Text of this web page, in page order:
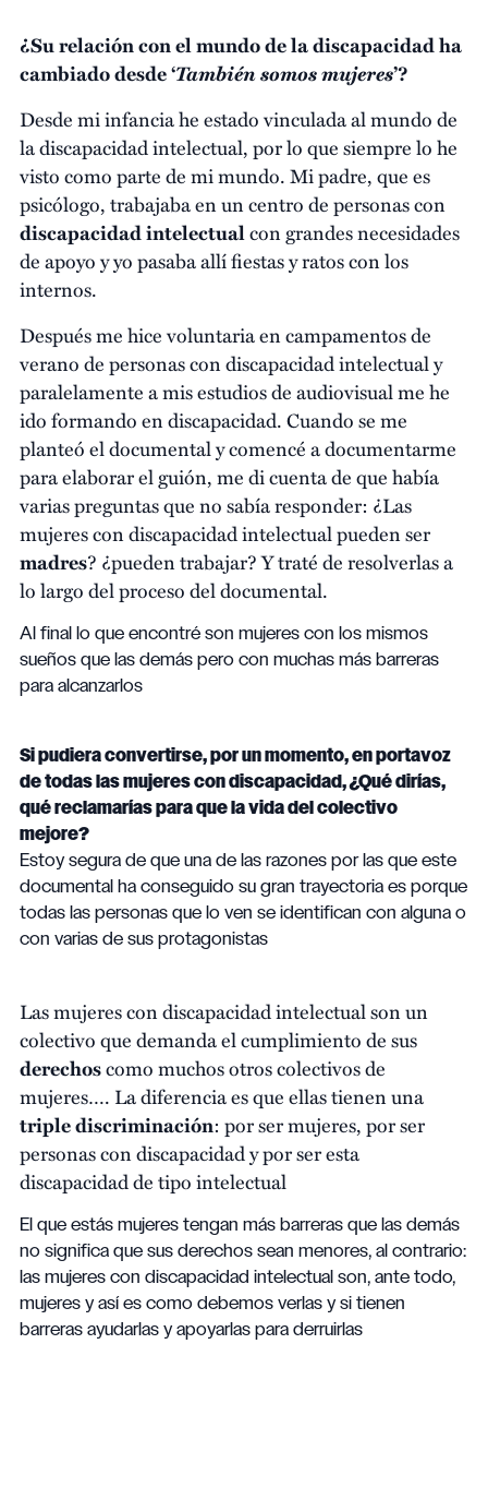
¿Su relación con el mundo de la discapacidad ha
cambiado desde ‘También somos mujeres’?
Desde mi infancia he estado vinculada al mundo de
la discapacidad intelectual, por lo que siempre lo he
visto como parte de mi mundo. Mi padre, que es
psicólogo, trabajaba en un centro de personas con
discapacidad intelectualcon grandes necesidades
de apoyo y yo pasaba allí fiestas y ratos con los
internos.
Después me hice voluntaria en campamentos de
verano de personas con discapacidad intelectual y
paralelamente a mis estudios de audiovisual me he
ido formando en discapacidad. Cuando se me
planteó el documental y comencé a documentarme
para elaborar el guión, me di cuenta de que había
varias preguntas que no sabía responder: ¿Las
mujeres con discapacidad intelectual pueden ser
madres? ¿pueden trabajar? Y traté de resolverlas a
lo largo del proceso del documental.
Al final lo que encontré son mujeres con los mismos
sueños que las demás pero con muchas más barreras
para alcanzarlos
Si pudiera convertirse, por un momento, en portavoz
de todas las mujeres con discapacidad, ¿Qué dirías,
qué reclamarías para que la vida del colectivo
mejore?
Estoy segura de que una de las razones por las que este
documental ha conseguido su gran trayectoria es porque
todas las personas que lo ven se identifican con alguna o
con varias de sus protagonistas
Las mujeres con discapacidad intelectual son un
colectivo que demanda el cumplimiento de sus
derechoscomo muchos otros colectivos de
mujeres…. La diferencia es que ellas tienen una
triple discriminación: por ser mujeres, por ser
personas con discapacidad y por ser esta
discapacidad de tipo intelectual
El que estás mujeres tengan más barreras que las demás
no significa que sus derechos sean menores, al contrario:
las mujeres con discapacidad intelectual son, ante todo,
mujeres y así es como debemos verlas y si tienen
barreras ayudarlas y apoyarlas para derruirlas